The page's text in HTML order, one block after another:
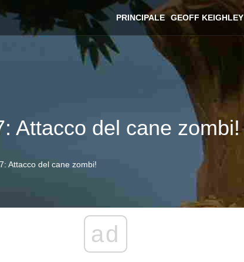
PRINCIPALE GEOFF KEIGHLEY
Attacco del cane zombi!
Attacco del cane zombi!
ad